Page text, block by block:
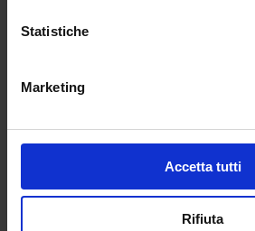
Statistiche
Marketing
Accetta tutti
Rifiuta
altro giorno” della Vanoni
“La canzone dei vecchi